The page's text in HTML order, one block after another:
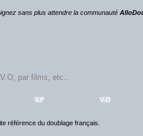
sans plus attendre la communauté
V.F V.O
référence du doublage français.